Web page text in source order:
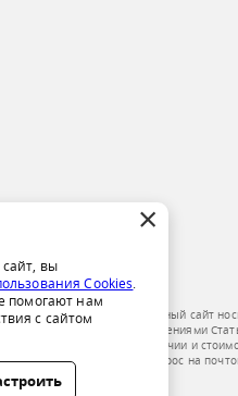
внимание на то, что данный сайт
определяемой положениями
информации о наличии и
телефону или отправить запрос на
×
вы
Cookies.
помогают нам
с сайтом